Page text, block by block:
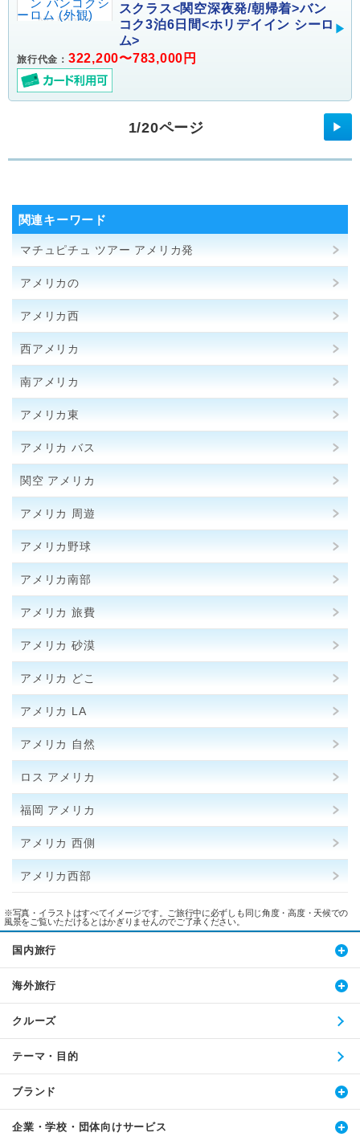
スクラス<関空深夜発/朝帰着>バン
コク3泊6日間<ホリデイイン シーロ
ム>
旅行代金： 322,200〜783,000円
1/20ページ ▶
関連キーワード
マチュピチュ ツアー アメリカ発
アメリカの
アメリカ西
西アメリカ
南アメリカ
アメリカ東
アメリカ バス
関空 アメリカ
アメリカ 周遊
アメリカ野球
アメリカ南部
アメリカ 旅費
アメリカ 砂漠
アメリカ どこ
アメリカ LA
アメリカ 自然
ロス アメリカ
福岡 アメリカ
アメリカ 西側
アメリカ西部
※写真・イラストはすべてイメージです。ご旅行中に必ずしも同じ角度・高度・天候での
風景をご覧いただけるとはかぎりませんのでご了承ください。
国内旅行
海外旅行
クルーズ
テーマ・目的
ブランド
企業・学校・団体向けサービス